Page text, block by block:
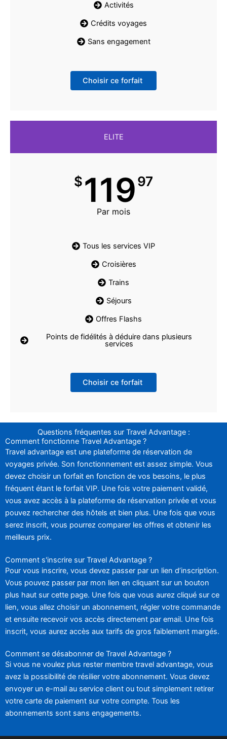
Activités
Crédits voyages
Sans engagement
Choisir ce forfait
ELITE
$11997
Par mois
Tous les services VIP
Croisières
Trains
Séjours
Offres Flashs
Points de fidélités à déduire dans plusieurs
services
Choisir ce forfait
Questions fréquentes sur Travel Advantage :
Comment fonctionne Travel Advantage ?
Travel advantage est une plateforme de réservation de
voyages privée. Son fonctionnement est assez simple. Vous
devez choisir un forfait en fonction de vos besoins, le plus
fréquent étant le forfait VIP. Une fois votre paiement validé,
vous avez accès à la plateforme de réservation privée et vous
pouvez rechercher des hôtels et bien plus. Une fois que vous
serez inscrit, vous pourrez comparer les offres et obtenir les
meilleurs prix.
Comment s'inscrire sur Travel Advantage ?
Pour vous inscrire, vous devez passer par un lien d’inscription.
Vous pouvez passer par mon lien en cliquant sur un bouton
plus haut sur cette page. Une fois que vous aurez cliqué sur ce
lien, vous allez choisir un abonnement, régler votre commande
et ensuite recevoir vos accès directement par email. Une fois
inscrit, vous aurez accès aux tarifs de gros faiblement margés.
Comment se désabonner de Travel Advantage ?
Si vous ne voulez plus rester membre travel advantage, vous
avez la possibilité de résilier votre abonnement. Vous devez
envoyer un e-mail au service client ou tout simplement retirer
votre carte de paiement sur votre compte. Tous les
abonnements sont sans engagements.